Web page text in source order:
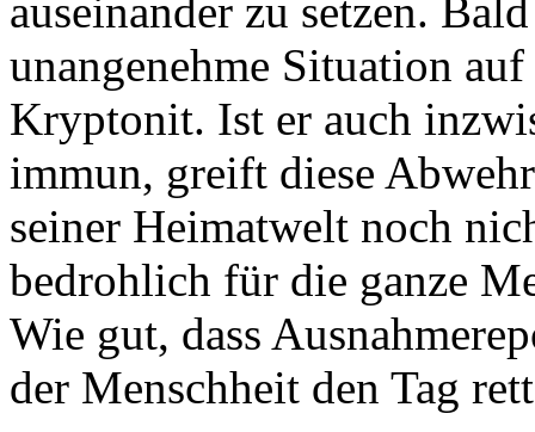
auseinander zu setzen.
unangenehme Situation
Kryptonit. Ist er auch
immun, greift diese
seiner Heimatwelt noch
bedrohlich für die ganze
Wie gut, dass
der Menschheit den Tag